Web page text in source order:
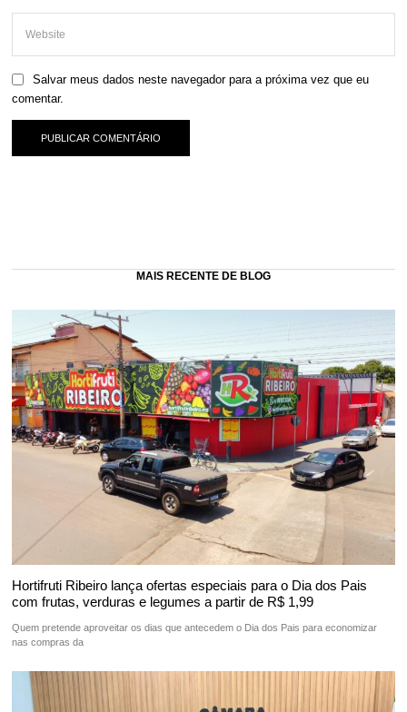
Salvar meus dados neste navegador para a próxima vez que eu
comentar.
MAIS RECENTE DE BLOG
Hortifruti Ribeiro lança ofertas especiais para o Dia dos Pais
com frutas, verduras e legumes a partir de R$ 1,99
Quem pretende aproveitar os dias que antecedem o Dia dos Pais para economizar
nas compras da